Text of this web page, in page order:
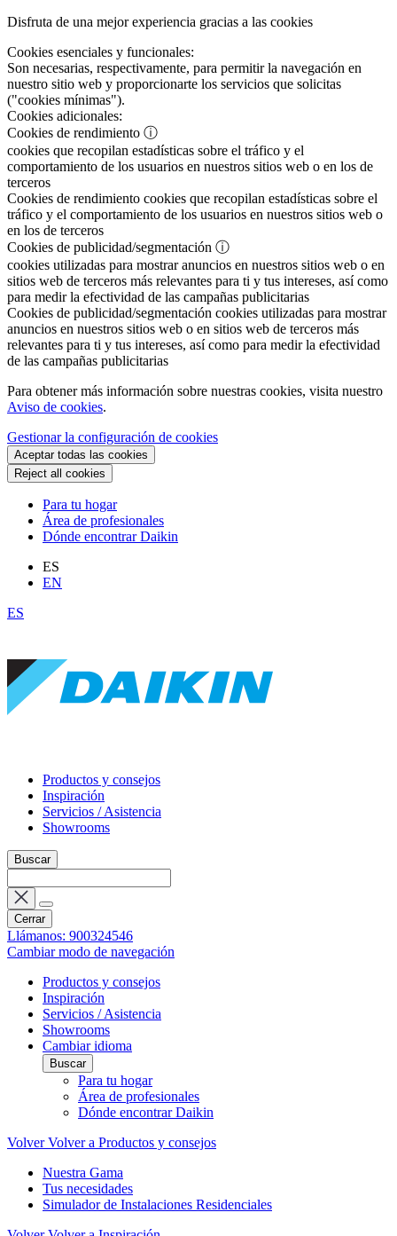
Disfruta de una mejor experiencia gracias a las cookies
Cookies esenciales y funcionales:
Son necesarias, respectivamente, para permitir la navegación en
nuestro sitio web y proporcionarte los servicios que solicitas
("cookies mínimas").
Cookies adicionales:
Cookies de rendimiento ⓘ
cookies que recopilan estadísticas sobre el tráfico y el
comportamiento de los usuarios en nuestros sitios web o en los de
terceros
Cookies de rendimiento cookies que recopilan estadísticas sobre el
tráfico y el comportamiento de los usuarios en nuestros sitios web o
en los de terceros
Cookies de publicidad/segmentación ⓘ
cookies utilizadas para mostrar anuncios en nuestros sitios web o en
sitios web de terceros más relevantes para ti y tus intereses, así como
para medir la efectividad de las campañas publicitarias
Cookies de publicidad/segmentación cookies utilizadas para mostrar
anuncios en nuestros sitios web o en sitios web de terceros más
relevantes para ti y tus intereses, así como para medir la efectividad
de las campañas publicitarias
Para obtener más información sobre nuestras cookies, visita nuestro
Aviso de cookies.
Gestionar la configuración de cookies
Aceptar todas las cookies
Reject all cookies
Para tu hogar
Área de profesionales
Dónde encontrar Daikin
ES
EN
ES
Productos y consejos
Inspiración
Servicios / Asistencia
Showrooms
Buscar
Cerrar
Llámanos: 900324546
Cambiar modo de navegación
Productos y consejos
Inspiración
Servicios / Asistencia
Showrooms
Cambiar idioma
Buscar
Para tu hogar
Área de profesionales
Dónde encontrar Daikin
Volver Volver a Productos y consejos
Nuestra Gama
Tus necesidades
Simulador de Instalaciones Residenciales